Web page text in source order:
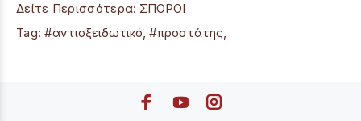
Δείτε Περισσότερα: ΣΠΟΡΟΙ
Tag: #αντιοξειδωτικό,#προστάτης,